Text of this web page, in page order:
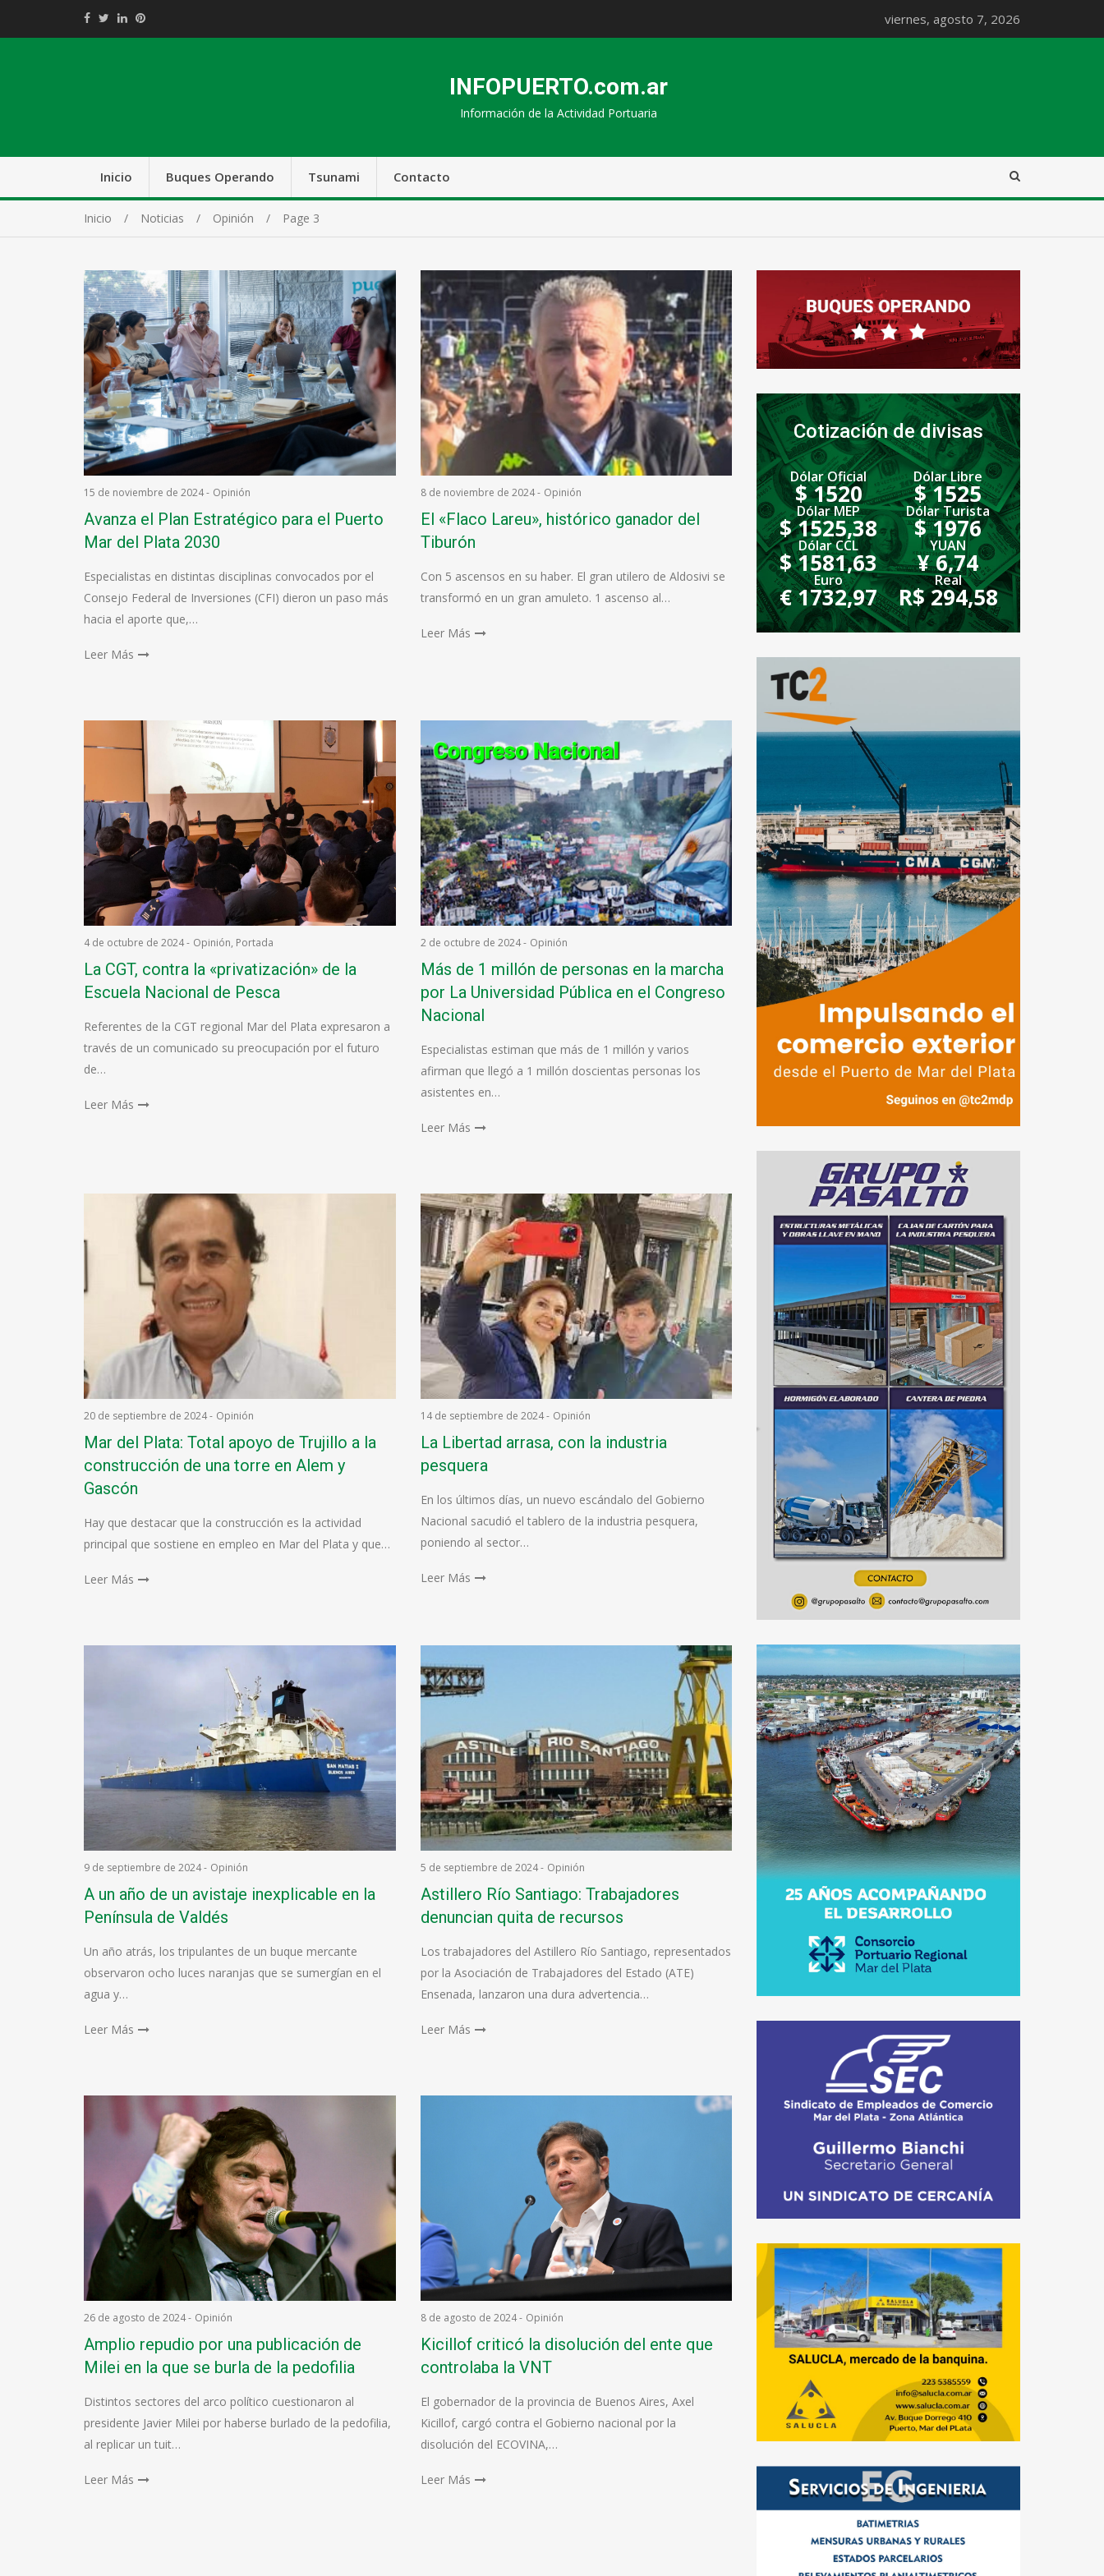
viernes, agosto 7, 2026
INFOPUERTO.com.ar
Información de la Actividad Portuaria
Inicio Buques Operando Tsunami Contacto
Inicio Noticias Opinión Page 3
15 de noviembre de 2024- Opinión
Avanza el Plan Estratégico para el Puerto
Mar del Plata 2030
Especialistas en distintas disciplinas convocados por el
Consejo Federal de Inversiones (CFI) dieron un paso más
hacia el aporte que,…
Leer Más
8 de noviembre de 2024- Opinión
El «Flaco Lareu», histórico ganador del
Tiburón
Con 5 ascensos en su haber. El gran utilero de Aldosivi se
transformó en un gran amuleto. 1 ascenso al…
Leer Más
4 de octubre de 2024- Opinión, Portada
La CGT, contra la «privatización» de la
Escuela Nacional de Pesca
Referentes de la CGT regional Mar del Plata expresaron a
través de un comunicado su preocupación por el futuro
de…
Leer Más
2 de octubre de 2024- Opinión
Más de 1 millón de personas en la marcha
por La Universidad Pública en el Congreso
Nacional
Especialistas estiman que más de 1 millón y varios
afirman que llegó a 1 millón doscientas personas los
asistentes en…
Leer Más
20 de septiembre de 2024- Opinión
Mar del Plata: Total apoyo de Trujillo a la
construcción de una torre en Alem y
Gascón
Hay que destacar que la construcción es la actividad
principal que sostiene en empleo en Mar del Plata y que…
Leer Más
14 de septiembre de 2024- Opinión
La Libertad arrasa, con la industria
pesquera
En los últimos días, un nuevo escándalo del Gobierno
Nacional sacudió el tablero de la industria pesquera,
poniendo al sector…
Leer Más
9 de septiembre de 2024- Opinión
A un año de un avistaje inexplicable en la
Península de Valdés
Un año atrás, los tripulantes de un buque mercante
observaron ocho luces naranjas que se sumergían en el
agua y…
Leer Más
5 de septiembre de 2024- Opinión
Astillero Río Santiago: Trabajadores
denuncian quita de recursos
Los trabajadores del Astillero Río Santiago, representados
por la Asociación de Trabajadores del Estado (ATE)
Ensenada, lanzaron una dura advertencia…
Leer Más
26 de agosto de 2024- Opinión
Amplio repudio por una publicación de
Milei en la que se burla de la pedofilia
Distintos sectores del arco político cuestionaron al
presidente Javier Milei por haberse burlado de la pedofilia,
al replicar un tuit…
Leer Más
8 de agosto de 2024- Opinión
Kicillof criticó la disolución del ente que
controlaba la VNT
El gobernador de la provincia de Buenos Aires, Axel
Kicillof, cargó contra el Gobierno nacional por la
disolución del ECOVINA,…
Leer Más
Cotización de divisas
Dólar Oficial
$ 1520
Dólar Libre
$ 1525
Dólar MEP
$ 1525,38
Dólar Turista
$ 1976
Dólar CCL
$ 1581,63
YUAN
¥ 6,74
Euro
€ 1732,97
Real
R$ 294,58